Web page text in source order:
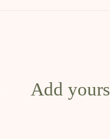
Add yours